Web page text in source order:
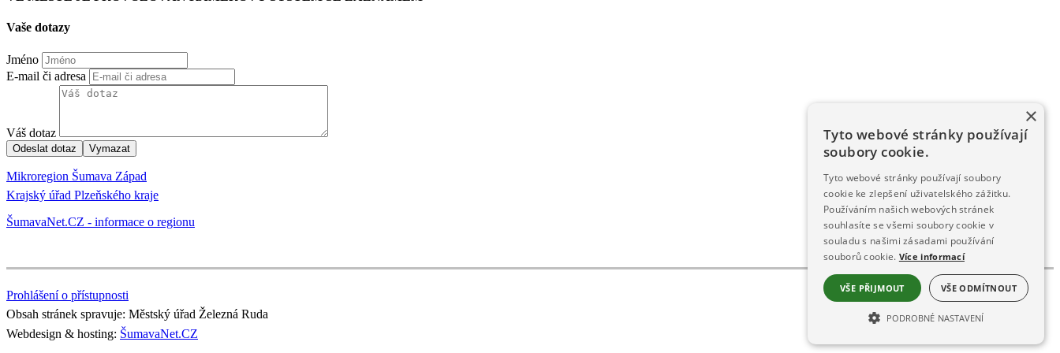
Vaše dotazy
Jméno
E-mail či adresa
Váš dotaz
Mikroregion Šumava Západ
Krajský úřad Plzeňského kraje
ŠumavaNet.CZ - informace o regionu
Prohlášení o přístupnosti
Obsah stránek spravuje: Městský úřad Železná Ruda
Webdesign & hosting: ŠumavaNet.CZ
×
Tyto webové stránky používají
soubory cookie.
Tyto webové stránky používají soubory
cookie ke zlepšení uživatelského zážitku.
Používáním našich webových stránek
souhlasíte se všemi soubory cookie v
souladu s našimi zásadami používání
souborů cookie. Více informací
VŠE PŘIJMOUT VŠE ODMÍTNOUT
PODROBNÉ NASTAVENÍ
NEZBYTNĚ NUTNÉ SOUBORY